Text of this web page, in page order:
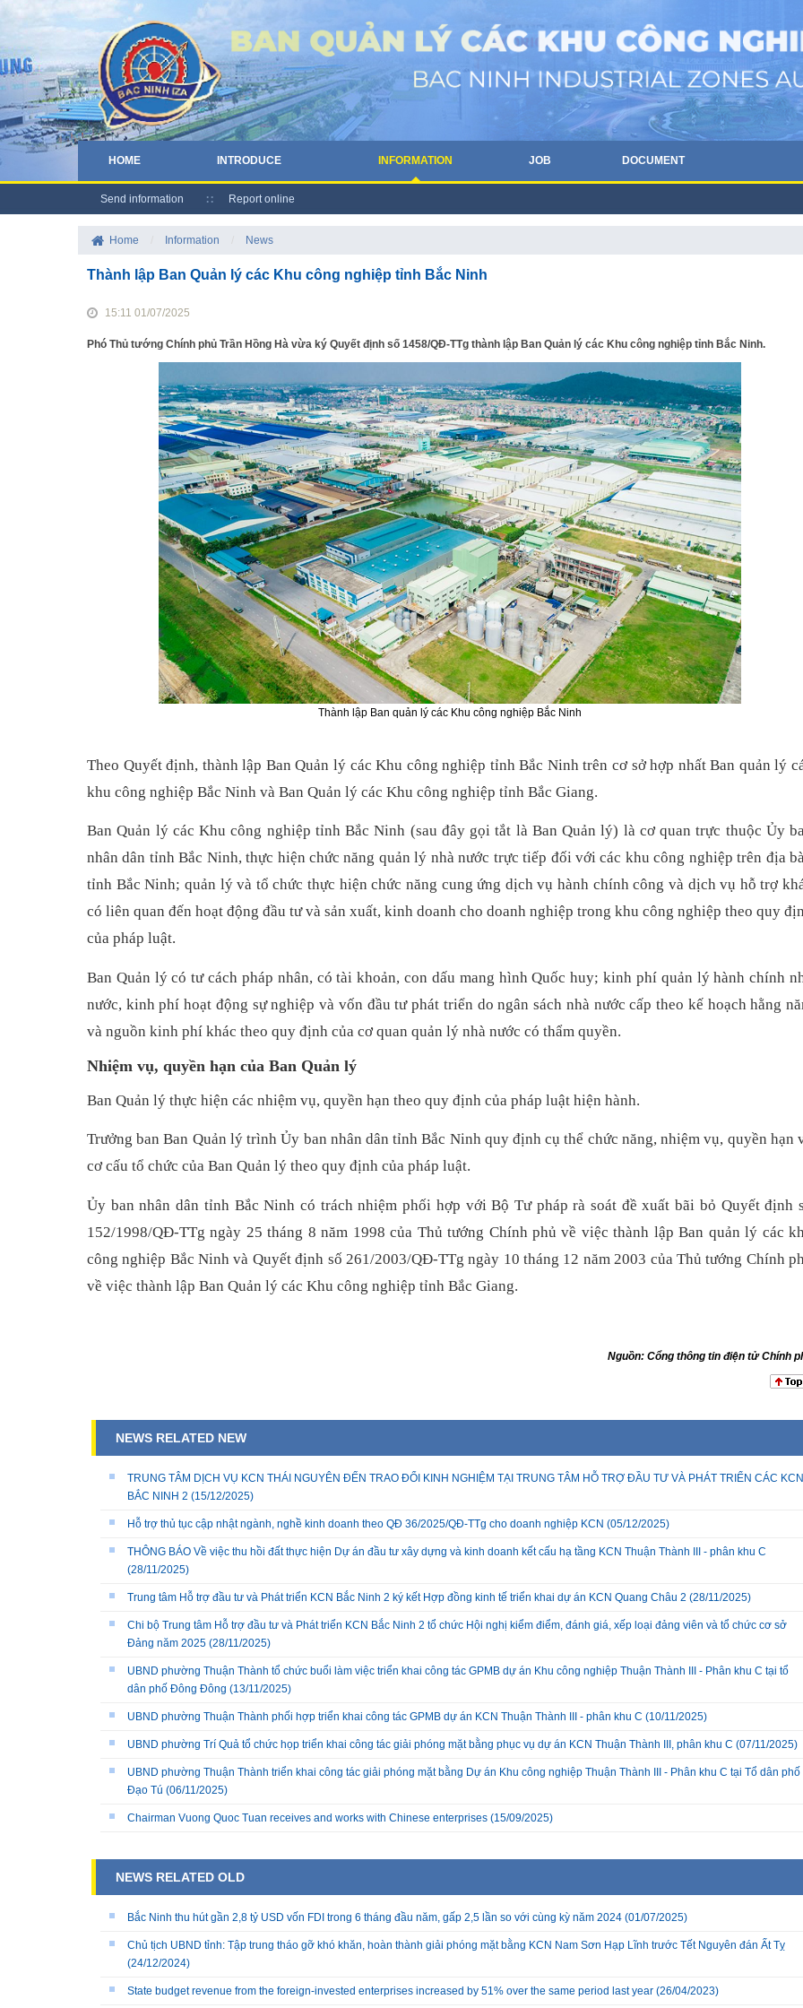
HOME INTRODUCE INFORMATION JOB DOCUMENT
Send information Report online
Home Information News
Thành lập Ban Quản lý các Khu công nghiệp tỉnh Bắc Ninh
15:11 01/07/2025
Phó Thủ tướng Chính phủ Trần Hồng Hà vừa ký Quyết định số 1458/QĐ-TTg thành lập Ban Quản lý các Khu công nghiệp tỉnh Bắc Ninh.
Thành lập Ban quản lý các Khu công nghiệp Bắc Ninh
Theo Quyết định, thành lập Ban Quản lý các Khu công nghiệp tỉnh Bắc Ninh trên cơ sở hợp nhất Ban quản lý
khu công nghiệp Bắc Ninh và Ban Quản lý các Khu công nghiệp tỉnh Bắc Giang.
Ban Quản lý các Khu công nghiệp tỉnh Bắc Ninh (sau đây gọi tắt là Ban Quản lý) là cơ quan trực thuộc Ủy
nhân dân tỉnh Bắc Ninh, thực hiện chức năng quản lý nhà nước trực tiếp đối với các khu công nghiệp trên địa
tỉnh Bắc Ninh; quản lý và tổ chức thực hiện chức năng cung ứng dịch vụ hành chính công và dịch vụ hỗ trợ
có liên quan đến hoạt động đầu tư và sản xuất, kinh doanh cho doanh nghiệp trong khu công nghiệp theo quy
của pháp luật.
Ban Quản lý có tư cách pháp nhân, có tài khoản, con dấu mang hình Quốc huy; kinh phí quản lý hành chính
nước, kinh phí hoạt động sự nghiệp và vốn đầu tư phát triển do ngân sách nhà nước cấp theo kế hoạch hằng
và nguồn kinh phí khác theo quy định của cơ quan quản lý nhà nước có thẩm quyền.
Nhiệm vụ, quyền hạn của Ban Quản lý
Ban Quản lý thực hiện các nhiệm vụ, quyền hạn theo quy định của pháp luật hiện hành.
Trưởng ban Ban Quản lý trình Ủy ban nhân dân tỉnh Bắc Ninh quy định cụ thể chức năng, nhiệm vụ, quyền hạn
cơ cấu tổ chức của Ban Quản lý theo quy định của pháp luật.
Ủy ban nhân dân tỉnh Bắc Ninh có trách nhiệm phối hợp với Bộ Tư pháp rà soát đề xuất bãi bỏ Quyết định
152/1998/QĐ-TTg ngày 25 tháng 8 năm 1998 của Thủ tướng Chính phủ về việc thành lập Ban quản lý các
công nghiệp Bắc Ninh và Quyết định số 261/2003/QĐ-TTg ngày 10 tháng 12 năm 2003 của Thủ tướng Chính
về việc thành lập Ban Quản lý các Khu công nghiệp tỉnh Bắc Giang.
Nguồn: Cổng thông tin điện tử Chính
NEWS RELATED NEW
TRUNG TÂM DỊCH VỤ KCN THÁI NGUYÊN ĐẾN TRAO ĐỔI KINH NGHIỆM TẠI TRUNG TÂM HỖ TRỢ ĐẦU TƯ VÀ PHÁT TRIỂN CÁC KCN
BẮC NINH 2 (15/12/2025)
Hỗ trợ thủ tục cập nhật ngành, nghề kinh doanh theo QĐ 36/2025/QĐ-TTg cho doanh nghiệp KCN (05/12/2025)
THÔNG BÁO Về việc thu hồi đất thực hiện Dự án đầu tư xây dựng và kinh doanh kết cấu hạ tầng KCN Thuận Thành III - phân khu C
(28/11/2025)
Trung tâm Hỗ trợ đầu tư và Phát triển KCN Bắc Ninh 2 ký kết Hợp đồng kinh tế triển khai dự án KCN Quang Châu 2 (28/11/2025)
Chi bộ Trung tâm Hỗ trợ đầu tư và Phát triển KCN Bắc Ninh 2 tổ chức Hội nghị kiểm điểm, đánh giá, xếp loại đảng viên và tổ chức cơ sở
Đảng năm 2025 (28/11/2025)
UBND phường Thuận Thành tổ chức buổi làm việc triển khai công tác GPMB dự án Khu công nghiệp Thuận Thành III - Phân khu C tại tổ
dân phố Đông Đông (13/11/2025)
UBND phường Thuận Thành phối hợp triển khai công tác GPMB dự án KCN Thuận Thành III - phân khu C (10/11/2025)
UBND phường Trí Quả tổ chức họp triển khai công tác giải phóng mặt bằng phục vụ dự án KCN Thuận Thành III, phân khu C (07/11/2025)
UBND phường Thuận Thành triển khai công tác giải phóng mặt bằng Dự án Khu công nghiệp Thuận Thành III - Phân khu C tại Tổ dân phố
Đạo Tú (06/11/2025)
Chairman Vuong Quoc Tuan receives and works with Chinese enterprises (15/09/2025)
NEWS RELATED OLD
Bắc Ninh thu hút gần 2,8 tỷ USD vốn FDI trong 6 tháng đầu năm, gấp 2,5 lần so với cùng kỳ năm 2024 (01/07/2025)
Chủ tịch UBND tỉnh: Tập trung tháo gỡ khó khăn, hoàn thành giải phóng mặt bằng KCN Nam Sơn Hạp Lĩnh trước Tết Nguyên đán Ất Tỵ
(24/12/2024)
State budget revenue from the foreign-invested enterprises increased by 51% over the same period last year (26/04/2023)